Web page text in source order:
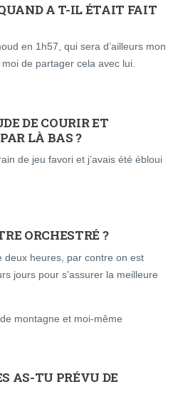
A T-IL ÉTAIT FAIT
en 1h57, qui sera d’ailleurs mon
de partager cela avec lui.
DE COURIR ET
LÀ BAS ?
de jeu favori et j’avais été ébloui
ORCHESTRÉ ?
deux heures, par contre on est
jours pour s’assurer la meilleure
montagne et moi-même
AS-TU PRÉVU DE